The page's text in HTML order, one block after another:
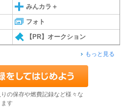
みんカラ＋
フォト
【PR】オークション
もっと見る
の保存や燃費記録など様々な
す